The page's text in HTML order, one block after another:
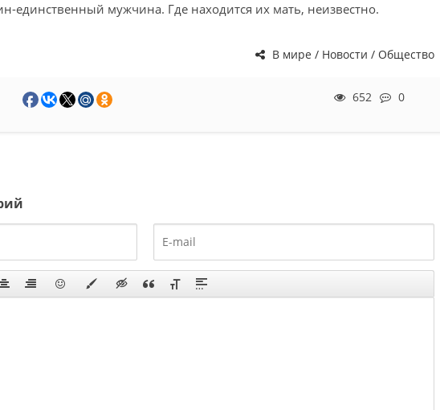
единственный мужчина. Где находится их мать, неизвестно.
В мире / Новости / Общество
652 0